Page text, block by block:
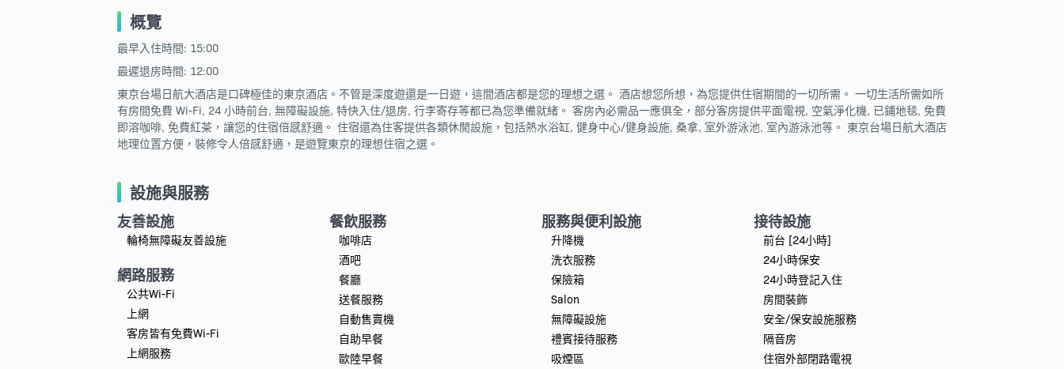
概覽
最早入住時間: 15:00
最遲退房時間: 12:00
東京台場日航大酒店是口碑極佳的東京酒店。不管是深度遊還是一日遊，這間酒店都是您的理想之選。 酒店想您所想，為您提供住宿期間的一切所需。 一切生活所需如所
有房間免費 Wi-Fi, 24 小時前台, 無障礙設施, 特快入住/退房, 行李寄存等都已為您準備就緒。 客房內必需品一應俱全，部分客房提供平面電視, 空氣淨化機, 已鋪地毯, 免費
即溶咖啡, 免費紅茶，讓您的住宿倍感舒適。 住宿還為住客提供各類休閒設施，包括熱水浴缸, 健身中心/健身設施, 桑拿, 室外游泳池, 室內游泳池等。 東京台場日航大酒店
地理位置方便，裝修令人倍感舒適，是遊覽東京的理想住宿之選。
設施與服務
友善設施
輪椅無障礙友善設施
網路服務
公共Wi-Fi
上網
客房皆有免費Wi-Fi
上網服務
餐飲服務
咖啡店
酒吧
餐廳
送餐服務
自動售賣機
自助早餐
歐陸早餐
服務與便利設施
升降機
洗衣服務
保險箱
Salon
無障礙設施
禮賓接待服務
吸煙區
接待設施
前台 [24小時]
24小時保安
24小時登記入住
房間裝飾
安全/保安設施服務
隔音房
住宿外部閉路電視